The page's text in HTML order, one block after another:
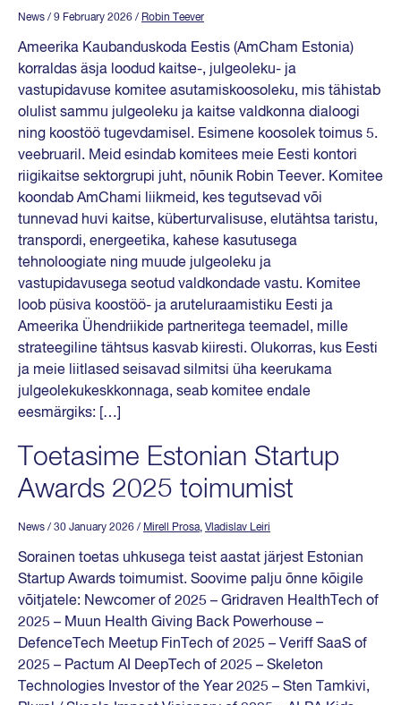
News / 9 February 2026 / Robin Teever
Ameerika Kaubanduskoda Eestis (AmCham Estonia)
korraldas äsja loodud kaitse-, julgeoleku- ja
vastupidavuse komitee asutamiskoosoleku, mis tähistab
olulist sammu julgeoleku ja kaitse valdkonna dialoogi
ning koostöö tugevdamisel. Esimene koosolek toimus 5.
veebruaril. Meid esindab komitees meie Eesti kontori
riigikaitse sektorgrupi juht, nõunik Robin Teever. Komitee
koondab AmChami liikmeid, kes tegutsevad või
tunnevad huvi kaitse, küberturvalisuse, elutähtsa taristu,
transpordi, energeetika, kahese kasutusega
tehnoloogiate ning muude julgeoleku ja
vastupidavusega seotud valdkondade vastu. Komitee
loob püsiva koostöö- ja aruteluraamistiku Eesti ja
Ameerika Ühendriikide partneritega teemadel, mille
strateegiline tähtsus kasvab kiiresti. Olukorras, kus Eesti
ja meie liitlased seisavad silmitsi üha keerukama
julgeolekukeskkonnaga, seab komitee endale
eesmärgiks: […]
Toetasime Estonian Startup
Awards 2025 toimumist
News / 30 January 2026 / Mirell Prosa, Vladislav Leiri
Sorainen toetas uhkusega teist aastat järjest Estonian
Startup Awards toimumist. Soovime palju õnne kõigile
võitjatele: Newcomer of 2025 – Gridraven HealthTech of
2025 – Muun Health Giving Back Powerhouse –
DefenceTech Meetup FinTech of 2025 – Veriff SaaS of
2025 – Pactum AI DeepTech of 2025 – Skeleton
Technologies Investor of the Year 2025 – Sten Tamkivi,